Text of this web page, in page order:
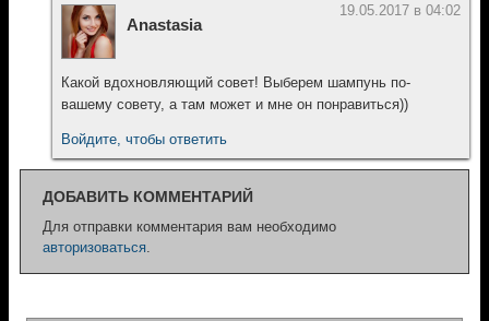
Anastasia
19.05.2017 в 04:02
Какой вдохновляющий совет! Выберем шампунь по-
вашему совету, а там может и мне он понравиться))
Войдите, чтобы ответить
ДОБАВИТЬ КОММЕНТАРИЙ
Для отправки комментария вам необходимо
авторизоваться